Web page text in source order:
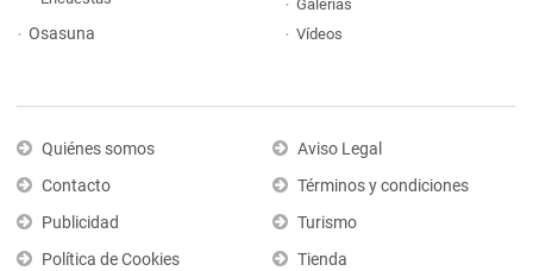
Osasuna
Galerías
Vídeos
Quiénes somos
Contacto
Publicidad
Política de Cookies
Aviso Legal
Términos y condiciones
Turismo
Tienda